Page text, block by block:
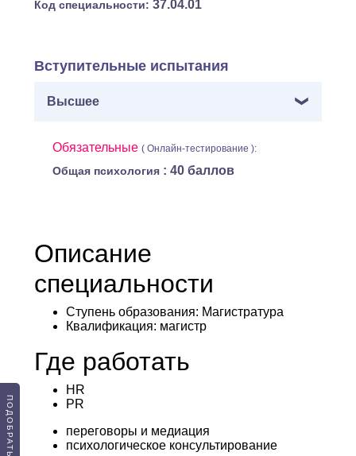
Код специальности: 37.04.01
Вступительные испытания
Высшее
Обязательные ( Онлайн-тестирование ):
Общая психология : 40 баллов
Описание
специальности
Ступень образования: Магистратура
Квалификация: магистр
Где работать
HR
PR
переговоры и медиация
психологическое консультирование